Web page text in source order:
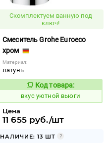
Скомплектуем ванную под
ключ!
Смеситель Grohe Euroeco
хром
Материал:
латунь
Код:
185639
Код товара:
вкус уютной вьюги
Цена
11 655 руб./шт
НАЛИЧИЕ: 13 ШТ